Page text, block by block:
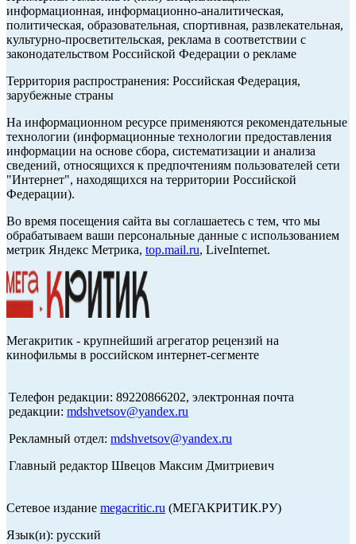
информационная, информационно-аналитическая,
политическая, образовательная, спортивная, развлекательная,
культурно-просветительская, реклама в соответствии с
законодательством Российской Федерации о рекламе
Территория распространения: Российская Федерация,
зарубежные страны
На информационном ресурсе применяются рекомендательные
технологии (информационные технологии предоставления
информации на основе сбора, систематизации и анализа
сведений, относящихся к предпочтениям пользователей сети
"Интернет", находящихся на территории Российской
Федерации).
Во время посещения сайта вы соглашаетесь с тем, что мы
обрабатываем ваши персональные данные с использованием
метрик Яндекс Метрика, top.mail.ru, LiveInternet.
Мегакритик - крупнейший агрегатор рецензий на
кинофильмы в российском интернет-сегменте
Телефон редакции: 89220866202, электронная почта
редакции: mdshvetsov@yandex.ru
Рекламный отдел: mdshvetsov@yandex.ru
Главный редактор Швецов Максим Дмитриевич
Сетевое издание megacritic.ru (МЕГАКРИТИК.РУ)
Язык(и): русский